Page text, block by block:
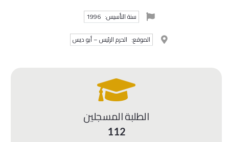
سنة التأسيس: 1996
الموقع: الحرم الرئيس – أبو ديس
الطلبة المسجلين
112